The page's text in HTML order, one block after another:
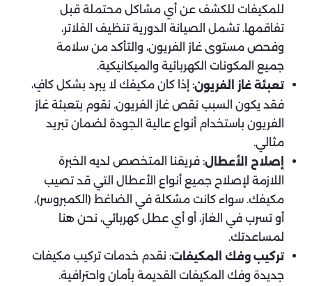
للمكيفات للكشف عن أي مشاكل محتملة قبل
تفاقمها. تشمل الصيانة الدورية تنظيف الفلاتر،
وفحص مستوى غاز الفريون، والتأكد من سلامة
جميع المكونات الكهربائية والميكانيكية.
تعبئة غاز الفريون: إذا كان مكيفك لا يبرد بشكل كافٍ،
فقد يكون السبب نقص غاز الفريون. نقوم بتعبئة غاز
الفريون باستخدام أنواع عالية الجودة لضمان تبريد
مثالي.
إصلاح الأعطال: فريقنا المتخصص لديه الخبرة
اللازمة لإصلاح جميع أنواع الأعطال التي قد تصيب
مكيفك. سواء كانت مشكلة في الضاغط (الكمبروسر)،
أو تسرب في الغاز، أو أي عطل كهربائي، نحن هنا
لمساعدتك.
تركيب وفك المكيفات: نقدم خدمات تركيب مكيفات
جديدة وفك المكيفات القديمة بأمان واحترافية.